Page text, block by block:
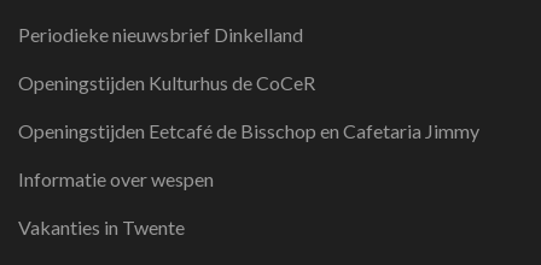
Periodieke nieuwsbrief Dinkelland
Openingstijden Kulturhus de CoCeR
Openingstijden Eetcafé de Bisschop en Cafetaria Jimmy
Informatie over wespen
Vakanties in Twente